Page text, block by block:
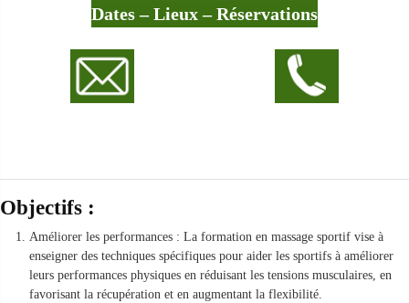
Dates – Lieux – Réservations
Objectifs :
Améliorer les performances : La formation en massage sportif vise à
enseigner des techniques spécifiques pour aider les sportifs à améliorer
leurs performances physiques en réduisant les tensions musculaires, en
favorisant la récupération et en augmentant la flexibilité.